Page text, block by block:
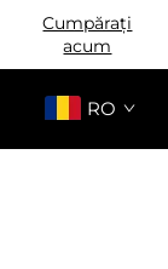
Cumpărați
acum
RO